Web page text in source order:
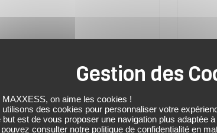
MAXXESS, on aime les cookies !
utilisons des cookies pour personnaliser votre
but est de vous proposer une navigation plus adaptée
consulter notre politique de confidentialité en